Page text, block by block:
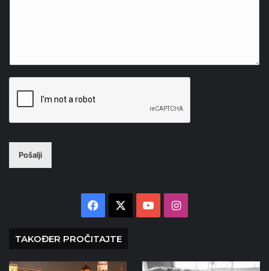
Pošalji
Facebook YouTubeInstagram
TAKOĐER PROČITAJTE